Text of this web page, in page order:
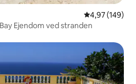
4,97 ud af 5 i
4,97 (149)
Slippers Villa Montego Bay Ejendom ved stranden